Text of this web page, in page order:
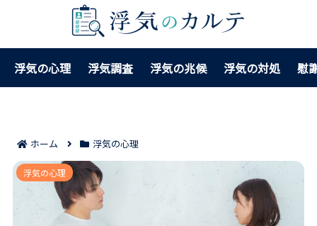
浮気の心理 浮気調査 浮気の兆候 浮気の対処 慰
ホーム 浮気の心理
不倫相手に中出しされた後の判断ポイント7つ｜妊娠不
安と慰謝料リスクを冷静に整理する！
浮気の心理